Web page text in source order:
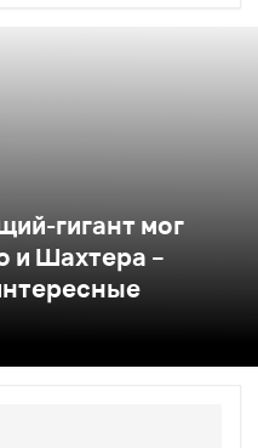
гигант мог
и Шахтера –